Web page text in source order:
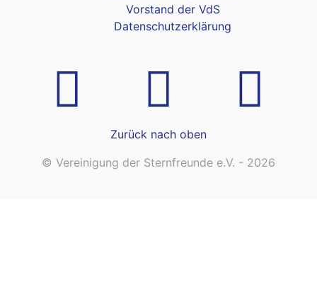
Vorstand der VdS
Datenschutzerklärung
Zurück nach oben
© Vereinigung der Sternfreunde e.V. - 2026